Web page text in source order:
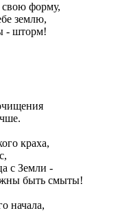
форму,
землю,
- шторм!
краха,
с Земли -
быть смыты!
начала,